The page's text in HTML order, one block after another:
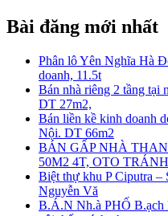
Bài đăng mới nhất
Phân lô Yên Nghĩa Hà
doanh, 11.5t
Bán nhà riêng 2 tầng
DT 27m2,
Bán liền kề kinh doanh
Nội. DT 66m2
BÁN GẤP NHÀ
50M2 4T, OTO
Biệt thự khu P Ciputra –
Nguyễn Vă
B.Á.N Nh.à PHỐ B.ạch